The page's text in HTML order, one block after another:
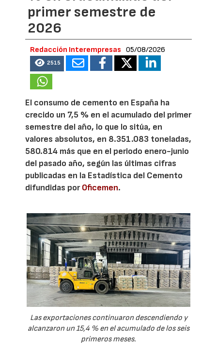
primer semestre de
2026
Redacción Interempresas 05/08/2026
2515
El consumo de cemento en España ha
crecido un 7,5 % en el acumulado del primer
semestre del año, lo que lo sitúa, en
valores absolutos, en 8.351.083 toneladas,
580.814 más que en el periodo enero-junio
del pasado año, según las últimas cifras
publicadas en la Estadística del Cemento
difundidas porOficemen.
Las exportaciones continuaron descendiendo y
alcanzaron un 15,4 % en el acumulado de los seis
primeros meses.